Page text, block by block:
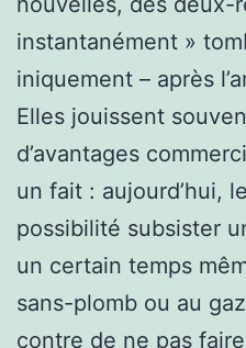
instantanément »
iniquement – après
Elles jouissent
d’avantages
un fait : aujourd’hui,
possibilité subsister
un certain temps
sans-plomb ou au
contre de ne pas